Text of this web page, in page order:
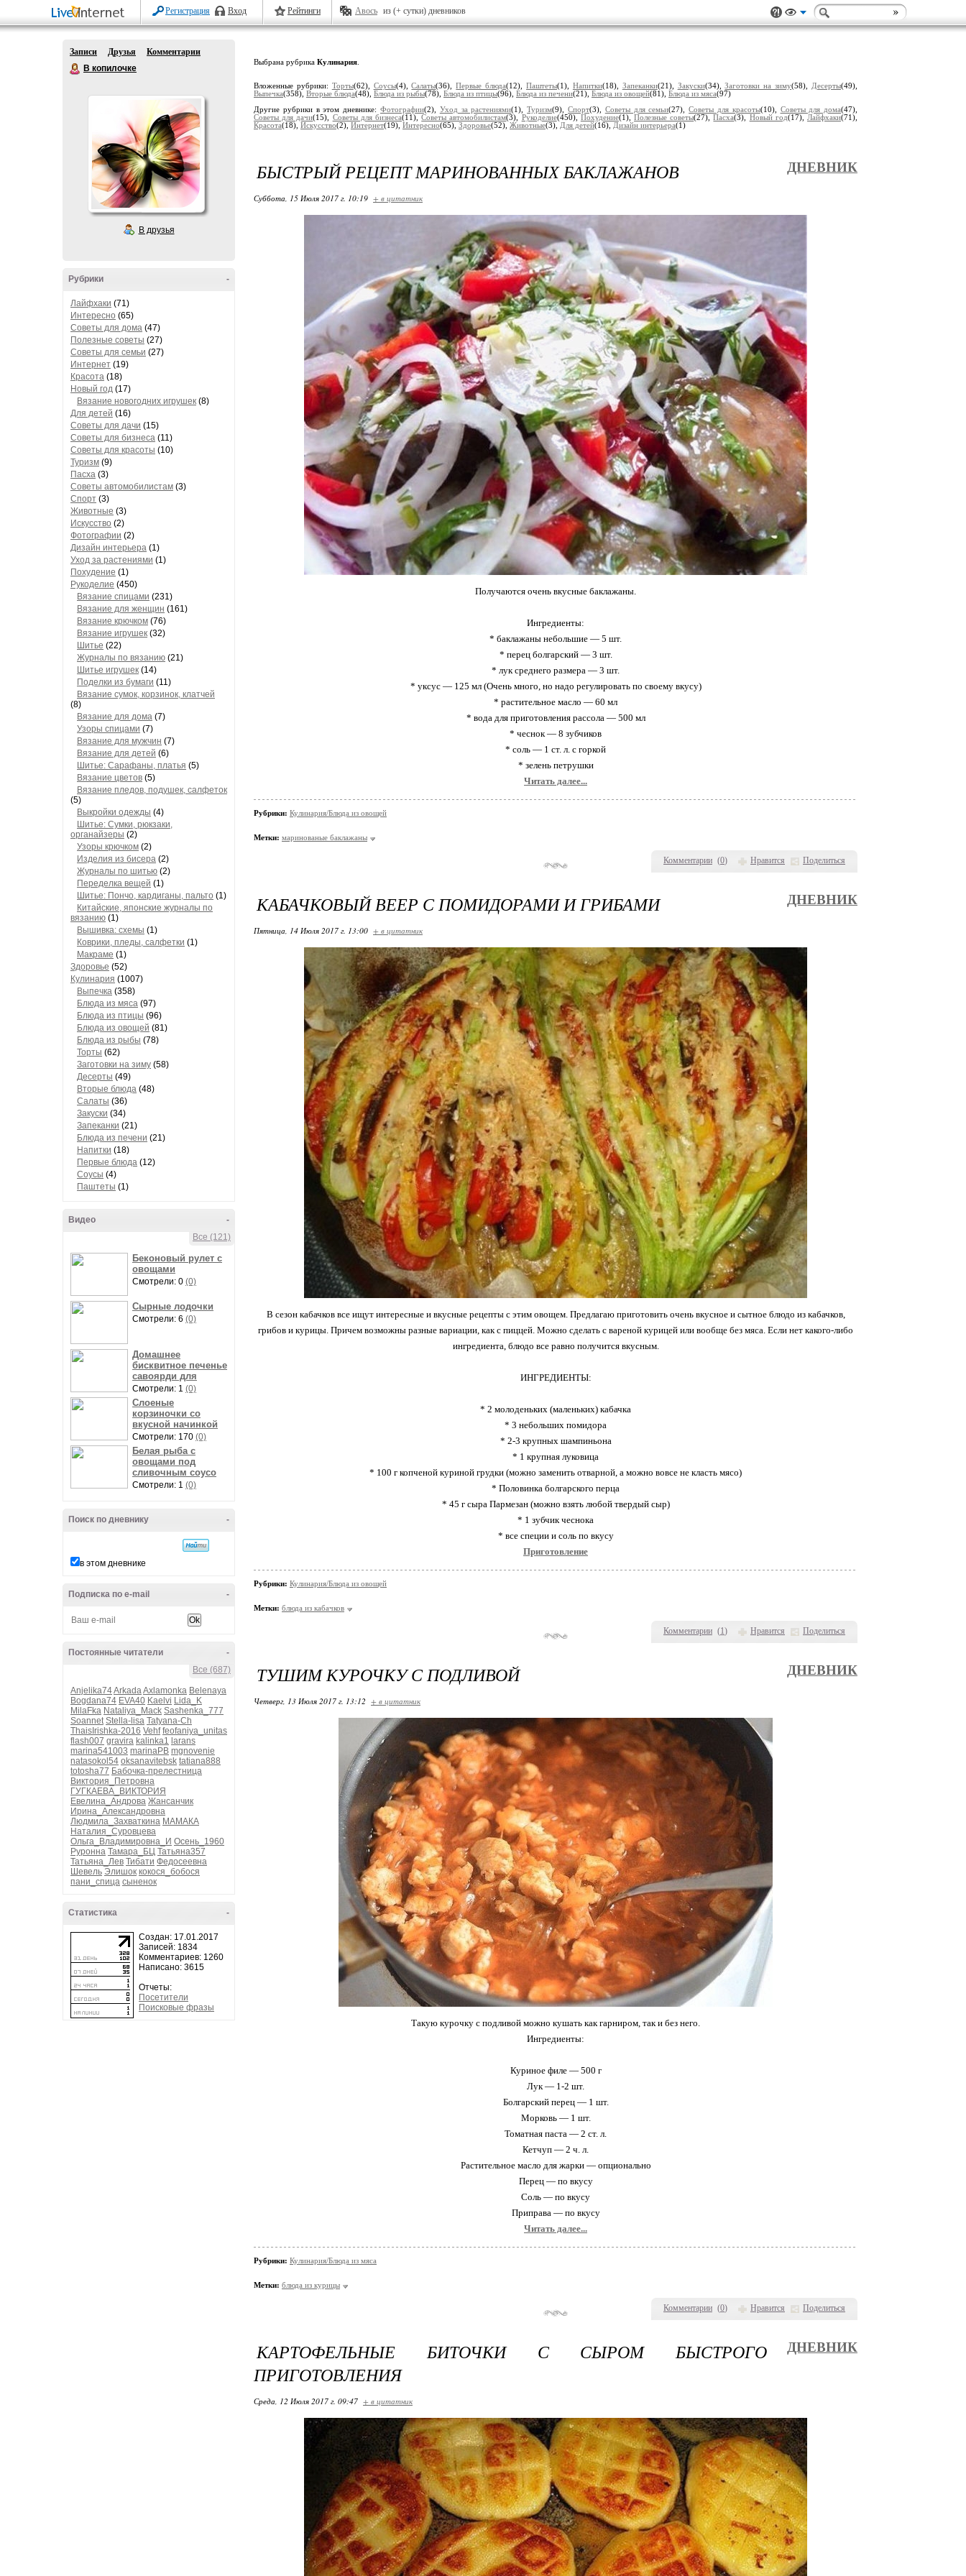
Регистрация Вход Рейтинги Авось из (+ сутки) дневников
Записи Друзья
Комментарии
В копилочке
В друзья
-
Рубрики
Лайфхаки (71)
Интересно (65)
Советы для дома (47)
Полезные советы (27)
Советы для семьи (27)
Интернет (19)
Красота (18)
Новый год (17)
Вязание новогодних игрушек (8)
Для детей (16)
Советы для дачи (15)
Советы для бизнеса (11)
Советы для красоты (10)
Туризм (9)
Пасха (3)
Советы автомобилистам (3)
Спорт (3)
Животные (3)
Искусство (2)
Фотографии (2)
Дизайн интерьера (1)
Уход за растениями (1)
Похудение (1)
Рукоделие (450)
Вязание спицами (231)
Вязание для женщин (161)
Вязание крючком (76)
Вязание игрушек (32)
Шитье (22)
Журналы по вязанию (21)
Шитье игрушек (14)
Поделки из бумаги (11)
Вязание сумок, корзинок, клатчей
(8)
Вязание для дома (7)
Узоры спицами (7)
Вязание для мужчин (7)
Вязание для детей (6)
Шитье: Сарафаны, платья (5)
Вязание цветов (5)
Вязание пледов, подушек, салфеток
(5)
Выкройки одежды (4)
Шитье: Сумки, рюкзаки,
органайзеры (2)
Узоры крючком (2)
Изделия из бисера (2)
Журналы по шитью (2)
Переделка вещей (1)
Шитье: Пончо, кардиганы, пальто (1)
Китайские, японские журналы по
вязанию (1)
Вышивка: схемы (1)
Коврики, пледы, салфетки (1)
Макраме (1)
Здоровье (52)
Кулинария (1007)
Выпечка (358)
Блюда из мяса (97)
Блюда из птицы (96)
Блюда из овощей (81)
Блюда из рыбы (78)
Торты (62)
Заготовки на зиму (58)
Десерты (49)
Вторые блюда (48)
Салаты (36)
Закуски (34)
Запеканки (21)
Блюда из печени (21)
Напитки (18)
Первые блюда (12)
Соусы (4)
Паштеты (1)
-
Видео
Все (121)
Беконовый рулет с
овощами
Смотрели: 0 (0)
Сырные лодочки
Смотрели: 6 (0)
Домашнее
бисквитное печенье
савоярди для
Смотрели: 1 (0)
Слоеные
корзиночки со
вкусной начинкой
Смотрели: 170 (0)
Белая рыба с
овощами под
сливочным соусо
Смотрели: 1 (0)
-
Поиск по дневнику
в этом дневнике
-
Подписка по e-mail
-
Постоянные читатели
Все (687)
Anjelika74ArkadaAxlamonka Belenaya
Bogdana74 EVA40 Kaelvi Lida_K
MilaFka Nataliya_Mack Sashenka_777
Soannet Stella-lisa Tatyana-Ch
ThaisIrishka-2016 Vehf feofaniya_unitas
flash007 gravira kalinka1 larans
marina541003 marinaPB mgnovenie
natasokol54 oksanavitebsk tatiana888
totosha77 Бабочка-прелестница
Виктория_Петровна
ГУГКАЕВА_ВИКТОРИЯ
Евелина_Андрова Жансанчик
Ирина_Александровна
Людмила_Захваткина МАМАКА
Наталия_Суровцева
Ольга_Владимировна_И Осень_1960
Руронна Тамара_БЦ Татьяна357
Татьяна_Лев Тибати Федосеевна
Шевель Элишок кокося_бобося
пани_спица сыненок
-
Статистика
Создан: 17.01.2017
Записей: 1834
Комментариев: 1260
Написано: 3615
Отчеты:
Посетители
Поисковые фразы
Выбрана рубрика Кулинария
Вложенные рубрики: Торты(62), Соусы(4),Салаты(36),Первые блюда(12),Паштеты(1), Напитки(18), Запеканки(21), Закуски(34),Заготовки на зиму(58), Десерты(49),
Выпечка(358), Вторые блюда(48), Блюда из рыбы(78), Блюда из птицы(96), Блюда из печени(21), Блюда из овощей(81), Блюда из мяса(97)
Другие рубрики в этом дневнике: Фотографии(2), Уход за растениями(1),Туризм(9), Спорт(3), Советы для семьи(27),Советы для красоты(10), Советы для дома(47),
Советы для дачи(15), Советы для бизнеса(11),Советы автомобилистам(3), Рукоделие(450), Похудение(1),Полезные советы(27),Пасха(3), Новый год(17), Лайфхаки(71),
Красота(18), Искусство(2), Интернет(19), Интересно(65), Здоровье(52), Животные(3), Для детей(16), Дизайн интерьера(1)
Комментарии (0) Нравится Поделиться
БЫСТРЫЙ РЕЦЕПТ МАРИНОВАННЫХ БАКЛАЖАНОВ ДНЕВНИК
Суббота, 15 Июля 2017 г. 10:19 + в цитатник
Получаются очень вкусные баклажаны.
Ингредиенты:
* баклажаны небольшие — 5 шт.
* перец болгарский — 3 шт.
* лук среднего размера — 3 шт.
* уксус — 125 мл (Очень много, но надо регулировать по своему вкусу)
* растительное масло — 60 мл
* вода для приготовления рассола — 500 мл
* чеснок — 8 зубчиков
* соль — 1 ст. л. с горкой
* зелень петрушки
Читать далее...
Рубрики: Кулинария/Блюда из овощей
Метки: маринованые баклажаны
Комментарии (1) Нравится Поделиться
КАБАЧКОВЫЙ ВЕЕР С ПОМИДОРАМИ И ГРИБАМИ ДНЕВНИК
Пятница, 14 Июля 2017 г. 13:00 + в цитатник
В сезон кабачков все ищут интересные и вкусные рецепты с этим овощем. Предлагаю приготовить очень вкусное и сытное блюдо из кабачков,
грибов и курицы. Причем возможны разные вариации, как с пиццей. Можно сделать с вареной курицей или вообще без мяса. Если нет какого-либо
ингредиента, блюдо все равно получится вкусным.
ИНГРЕДИЕНТЫ:
* 2 молоденьких (маленьких) кабачка
* 3 небольших помидора
* 2-3 крупных шампиньона
* 1 крупная луковица
* 100 г копченой куриной грудки (можно заменить отварной, а можно вовсе не класть мясо)
* Половинка болгарского перца
* 45 г сыра Пармезан (можно взять любой твердый сыр)
* 1 зубчик чеснока
* все специи и соль по вкусу
Приготовление
Рубрики: Кулинария/Блюда из овощей
Метки: блюда из кабачков
Комментарии (0) Нравится Поделиться
ТУШИМ КУРОЧКУ С ПОДЛИВОЙ ДНЕВНИК
Четверг, 13 Июля 2017 г. 13:12 + в цитатник
Такую курочку с подливой можно кушать как гарниром, так и без него.
Ингредиенты:
Куриное филе — 500 г
Лук — 1-2 шт.
Болгарский перец — 1 шт.
Морковь — 1 шт.
Томатная паста — 2 ст. л.
Кетчуп — 2 ч. л.
Растительное масло для жарки — опционально
Перец — по вкусу
Соль — по вкусу
Приправа — по вкусу
Читать далее...
Рубрики: Кулинария/Блюда из мяса
Метки: блюда из курицы
КАРТОФЕЛЬНЫЕ БИТОЧКИ С СЫРОМ БЫСТРОГО
ПРИГОТОВЛЕНИЯ
ДНЕВНИК
Среда, 12 Июля 2017 г. 09:47 + в цитатник